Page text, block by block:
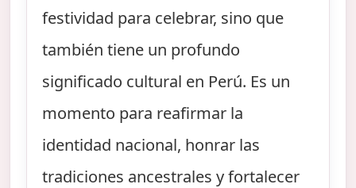
festividad para celebrar, sino que
también tiene un profundo
significado cultural en Perú. Es un
momento para reafirmar la
identidad nacional, honrar las
tradiciones ancestrales y fortalecer